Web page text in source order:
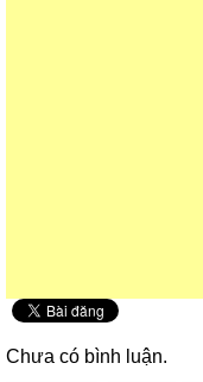
Chưa có bình luận.